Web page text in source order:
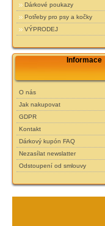
Dárkové poukazy
Potřeby pro psy a kočky
VÝPRODEJ
Informace
O nás
Jak nakupovat
GDPR
Kontakt
Dárkový kupón FAQ
Nezasílat newslatter
Odstoupení od smlouvy